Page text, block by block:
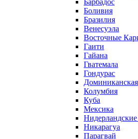
Барбадос
Боливия
Бразилия
Венесуэла
Восточные
Гаити
Гайана
Гватемала
Гондурас
Колумбия
Куба
Мексика
Никарагуа
Парагвай